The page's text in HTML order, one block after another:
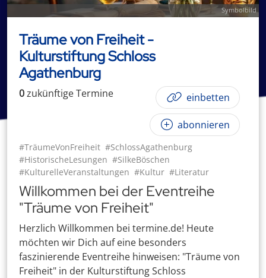
Symbolbild
Träume von Freiheit -
Kulturstiftung Schloss
Agathenburg
0zukünftigeTermine einbetten
abonnieren
#TräumeVonFreiheit #SchlossAgathenburg
#HistorischeLesungen #SilkeBöschen
#KulturelleVeranstaltungen #Kultur #Literatur
Willkommen bei der Eventreihe
"Träume von Freiheit"
Herzlich Willkommen bei termine.de! Heute
möchten wir Dich auf eine besonders
faszinierende Eventreihe hinweisen: "Träume von
Freiheit" in der Kulturstiftung Schloss